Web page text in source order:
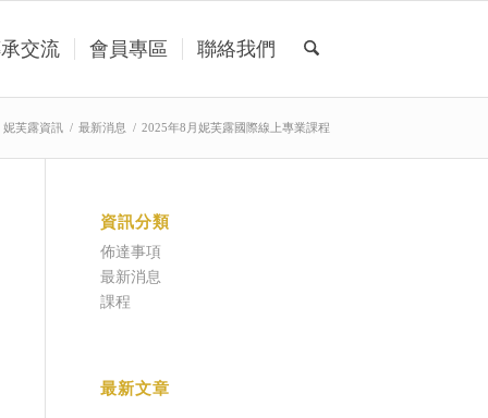
交流 會員專區 聯絡我們
妮芙露資訊 / 最新消息 / 2025年8月妮芙露國際線上專業課程
資訊分類
佈達事項
最新消息
課程
最新文章